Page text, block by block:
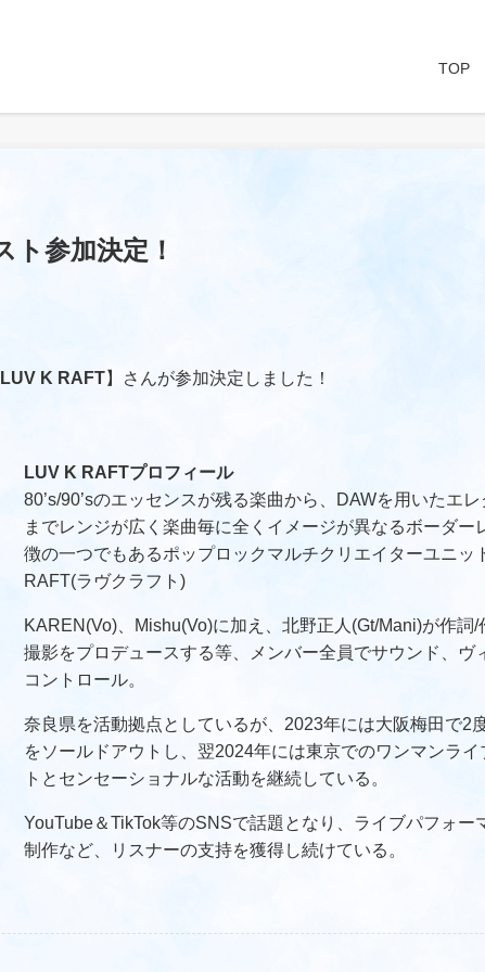
TOP
ト参加決定！
LUV K RAFT】さんが参加決定しました！
LUV K RAFTプロフィール
80’s/90’sのエッセンスが残る楽曲から、DAWを用いたエ
までレンジが広く楽曲毎に全くイメージが異なるボーダー
徴の一つでもあるポップロックマルチクリエイターユニッ
RAFT(ラヴクラフト)
KAREN(Vo)、Mishu(Vo)に加え、北野正人(Gt/Mani)が作詞/
撮影をプロデュースする等、メンバー全員でサウンド、ヴ
コントロール。
奈良県を活動拠点としているが、2023年には大阪梅田で2
をソールドアウトし、翌2024年には東京でのワンマンライ
トとセンセーショナルな活動を継続している。
YouTube＆TikTok等のSNSで話題となり、ライブパフォー
制作など、リスナーの支持を獲得し続けている。